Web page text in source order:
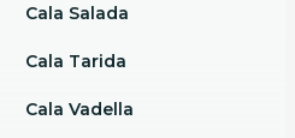
Cala Salada
Cala Tarida
Cala Vadella